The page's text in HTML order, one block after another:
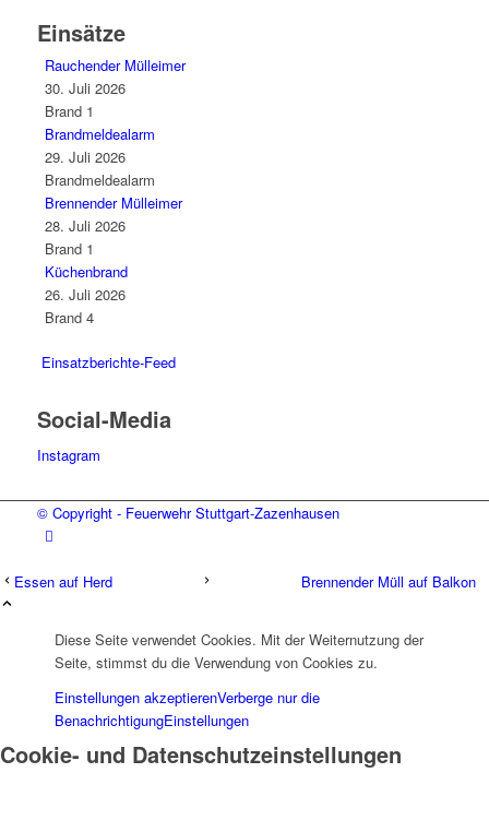
Einsätze
Rauchender Mülleimer
30. Juli 2026
Brand 1
Brandmeldealarm
29. Juli 2026
Brandmeldealarm
Brennender Mülleimer
28. Juli 2026
Brand 1
Küchenbrand
26. Juli 2026
Brand 4
Einsatzberichte-Feed
Social-Media
Instagram
© Copyright - Feuerwehr Stuttgart-Zazenhausen
Essen auf Herd Brennender Müll auf Balkon
Diese Seite verwendet Cookies. Mit der Weiternutzung der
Seite, stimmst du die Verwendung von Cookies zu.
Einstellungen akzeptierenVerberge nur die
BenachrichtigungEinstellungen
Cookie- und Datenschutzeinstellungen